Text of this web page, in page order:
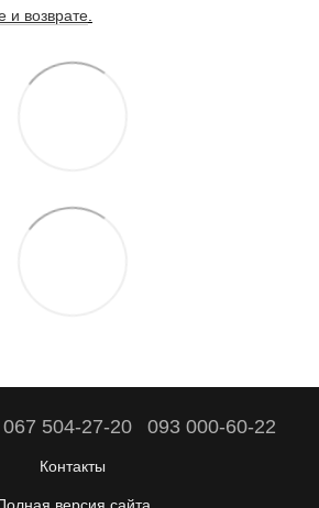
и возврате
067 504-27-20 093 000-60-22
Контакты